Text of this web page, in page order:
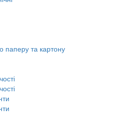
паперу та картону